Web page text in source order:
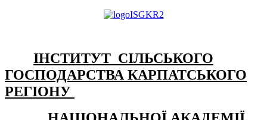
ІНСТИТУТ СІЛЬСЬКОГО
ГОСПОДАРСТВА КАРПАТСЬКОГО
РЕГІОНУ